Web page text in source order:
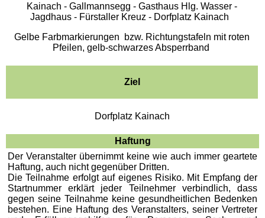
Kainach - Gallmannsegg - Gasthaus Hlg. Wasser -
Jagdhaus - Fürstaller Kreuz - Dorfplatz Kainach
Gelbe Farbmarkierungen bzw. Richtungstafeln mit roten
Pfeilen, gelb-schwarzes Absperrband
Ziel
Dorfplatz Kainach
Haftung
Der Veranstalter übernimmt keine wie auch immer geartete
Haftung, auch nicht gegenüber Dritten.
Die Teilnahme erfolgt auf eigenes Risiko. Mit Empfang der
Startnummer erklärt jeder Teilnehmer verbindlich, dass
gegen seine Teilnahme keine gesundheitlichen Bedenken
bestehen. Eine Haftung des Veranstalters, seiner Vertreter